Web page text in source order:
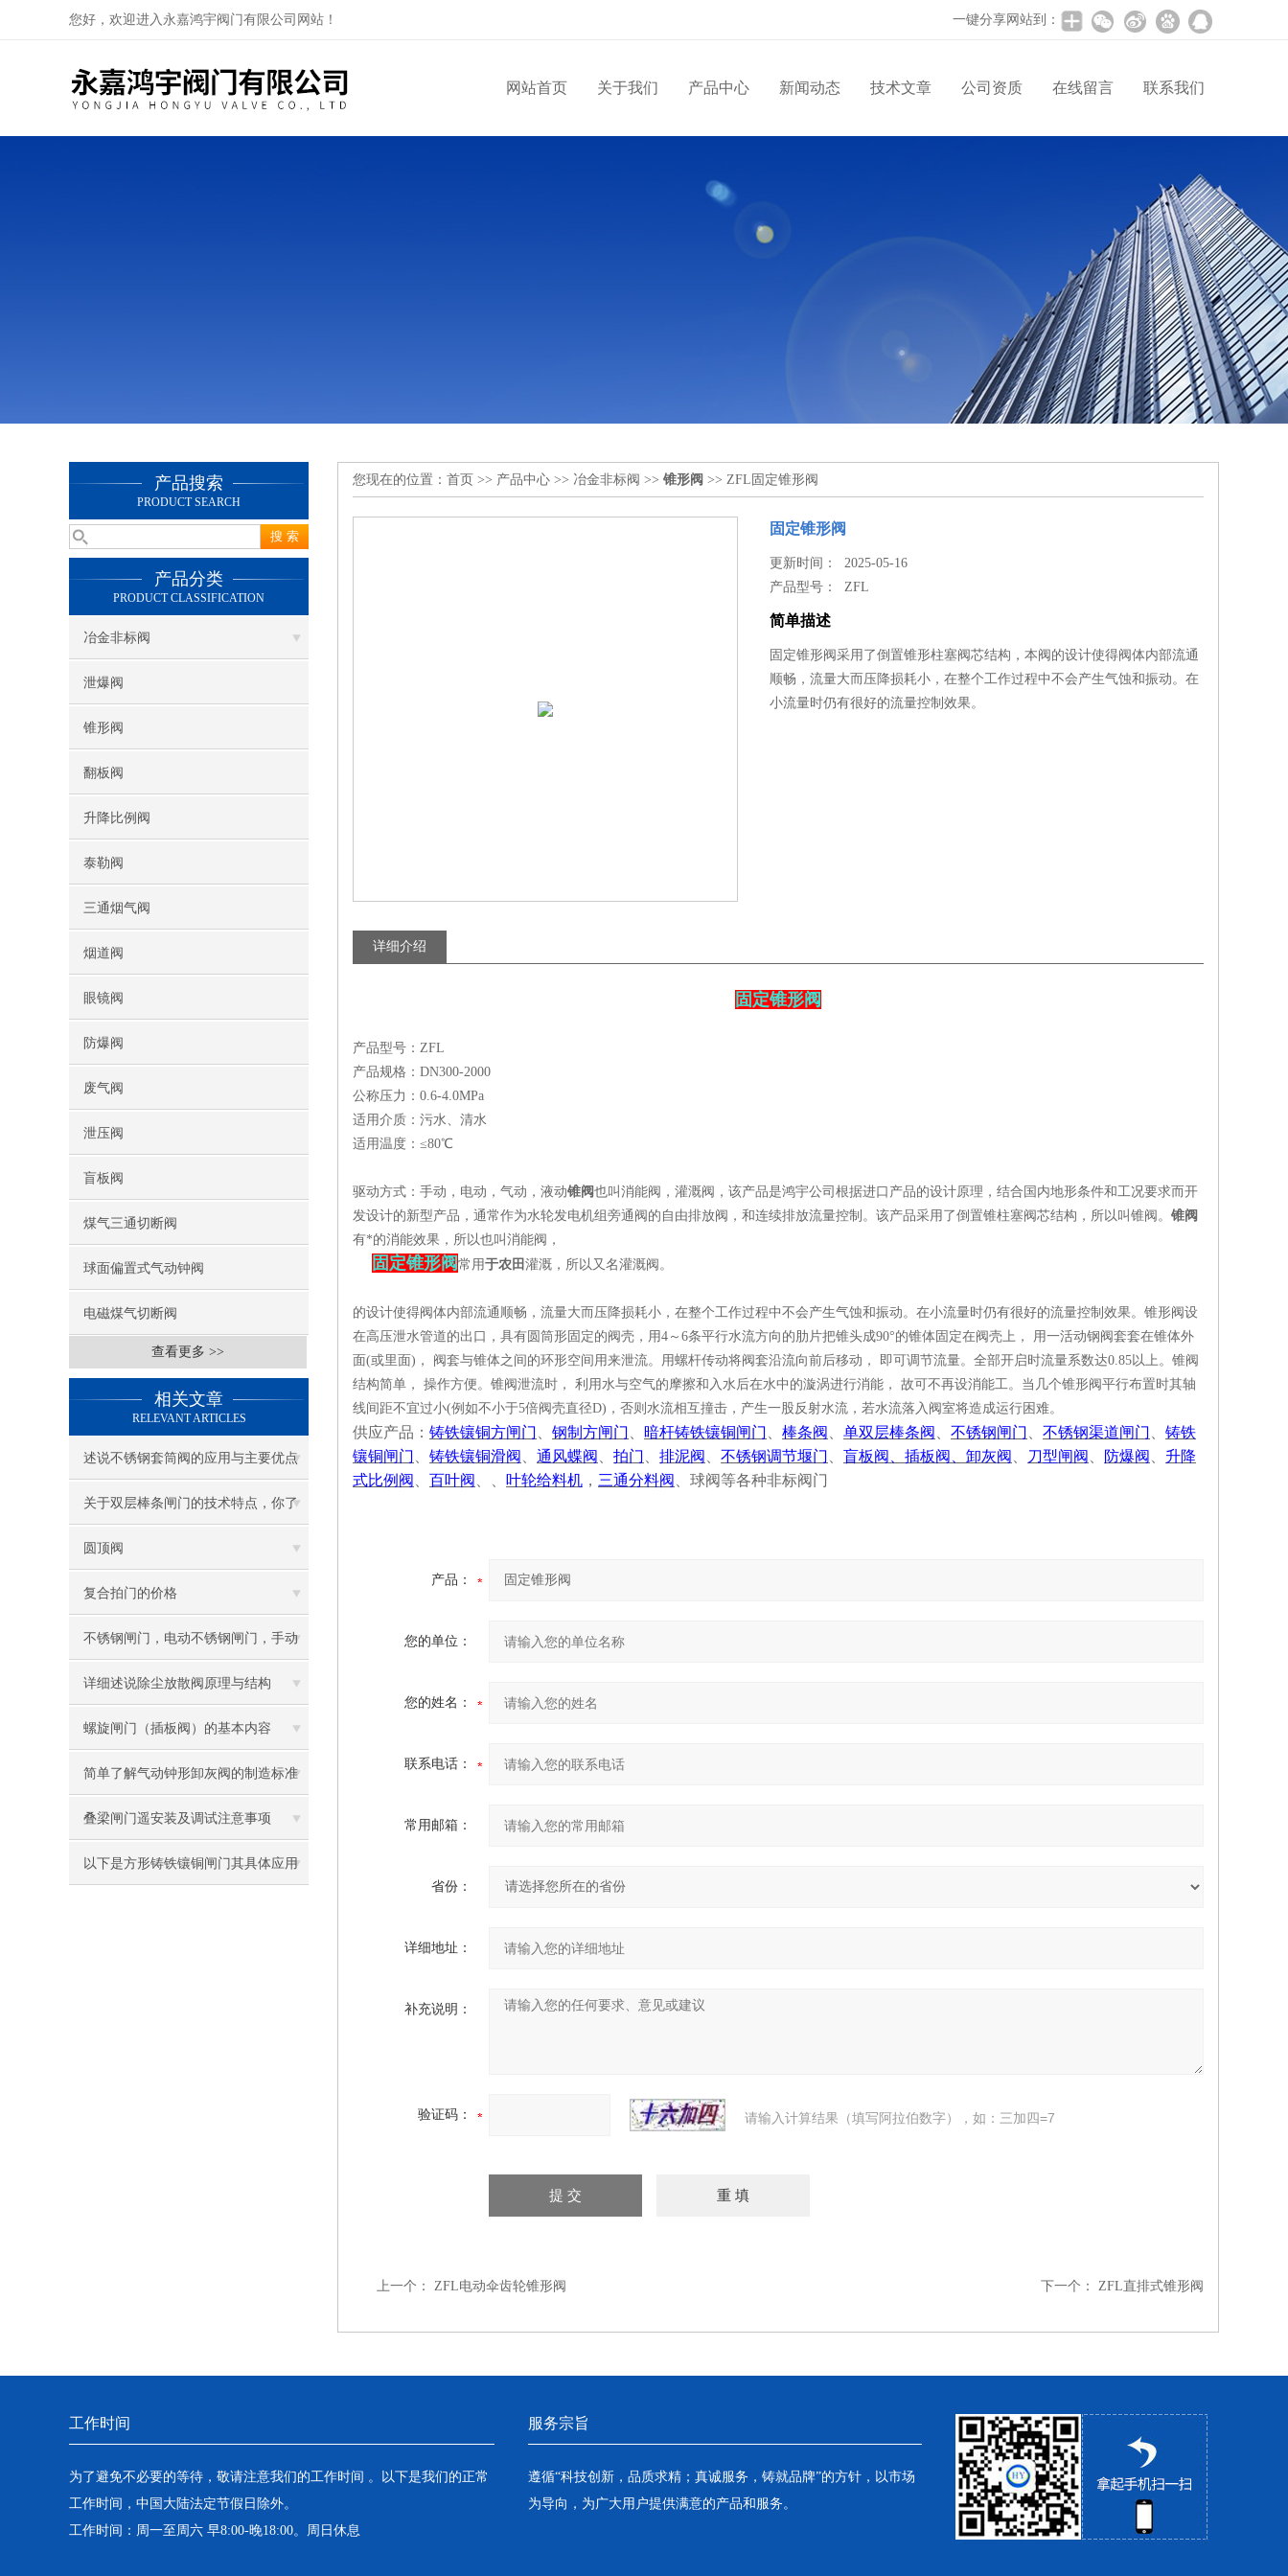
您好，欢迎进入永嘉鸿宇阀门有限公司网站！ 一键分享网站到：
网站首页 关于我们 产品中心 新闻动态 技术文章 公司资质 在线留言 联系我们
产品搜索
PRODUCT SEARCH
产品分类
PRODUCT CLASSIFICATION
冶金非标阀
泄爆阀
锥形阀
翻板阀
升降比例阀
泰勒阀
三通烟气阀
烟道阀
眼镜阀
防爆阀
废气阀
泄压阀
盲板阀
煤气三通切断阀
球面偏置式气动钟阀
电磁煤气切断阀
查看更多 >>
相关文章
RELEVANT ARTICLES
述说不锈钢套筒阀的应用与主要优点
关于双层棒条闸门的技术特点，你了
解多少呢？
圆顶阀
复合拍门的价格
不锈钢闸门，电动不锈钢闸门，手动
不锈钢闸门，不锈钢闸门厂家价格
详细述说除尘放散阀原理与结构
螺旋闸门（插板阀）的基本内容
简单了解气动钟形卸灰阀的制造标准
和执行标准
叠梁闸门遥安装及调试注意事项
以下是方形铸铁镶铜闸门其具体应用
您现在的位置： 首页 >> 产品中心 >> 冶金非标阀 >> 锥形阀 >> ZFL固定锥形阀
固定锥形阀
更新时间： 2025-05-16
产品型号：ZFL
简单描述
固定锥形阀采用了倒置锥形柱塞阀芯结构，本阀的设计使得阀体内部流通
顺畅，流量大而压降损耗小，在整个工作过程中不会产生气蚀和振动。在
小流量时仍有很好的流量控制效果。
详细介绍
固定锥形阀
产品型号：ZFL
产品规格：DN300-2000
公称压力：0.6-4.0MPa
适用介质：污水、清水
适用温度：≤80℃
驱动方式：手动，电动，气动，液动锥阀也叫消能阀，灌溉阀，该产品是鸿宇公司根据进口产品的设计原理，结合国内地形条件和工况要求而开
发设计的新型产品，通常作为水轮发电机组旁通阀的自由排放阀，和连续排放流量控制。该产品采用了倒置锥柱塞阀芯结构，所以叫锥阀。 锥阀
有*的消能效果，所以也叫消能阀，
固定锥形阀 常用于农田 灌溉，所以又名灌溉阀。
的设计使得阀体内部流通顺畅，流量大而压降损耗小，在整个工作过程中不会产生气蚀和振动。在小流量时仍有很好的流量控制效果。锥形阀设
在高压泄水管道的出口，具有圆筒形固定的阀壳，用4～6条平行水流方向的肋片把锥头成90°的锥体固定在阀壳上， 用一活动钢阀套套在锥体外
面(或里面)， 阀套与锥体之间的环形空间用来泄流。用螺杆传动将阀套沿流向前后移动， 即可调节流量。全部开启时流量系数达0.85以上。锥阀
结构简单， 操作方便。锥阀泄流时， 利用水与空气的摩擦和入水后在水中的漩涡进行消能， 故可不再设消能工。当几个锥形阀平行布置时其轴
线间距不宜过小(例如不小于5倍阀壳直径D)，否则水流相互撞击，产生一股反射水流，若水流落入阀室将造成运行困难。
供应产品： 铸铁镶铜方闸门 钢制方闸门 暗杆铸铁镶铜闸门 棒条阀 单双层棒条阀 不锈钢闸门 不锈钢渠道闸门
铸铁
镶铜闸门
铸铁镶铜滑阀 通风蝶阀 拍门 排泥阀 不锈钢调节堰门 盲板阀、插板阀、卸灰阀 刀型闸阀 防爆阀
升降
式比例阀
百叶阀 叶轮给料机 ， 三通分料阀 、球阀等各种非标阀门
产品：
您的单位：
您的姓名：
联系电话：
常用邮箱：
省份：
详细地址：
补充说明：
验证码： 请输入计算结果（填写阿拉伯数字），如：三加四=7
上一个： ZFL电动伞齿轮锥形阀 下一个： ZFL直排式锥形阀
工作时间
为了避免不必要的等待，敬请注意我们的工作时间 。以下是我们的正常
工作时间，中国大陆法定节假日除外。
工作时间：周一至周六 早8:00-晚18:00。周日休息
服务宗旨
遵循“科技创新，品质求精；真诚服务，铸就品牌”的方针，以市场
为导向，为广大用户提供满意的产品和服务。